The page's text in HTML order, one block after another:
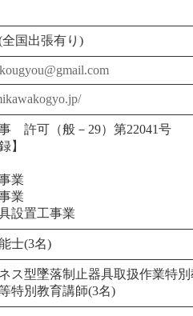
国出張有り)
許可（般－29）第22041号
】
業
業
設置工事業
士(3名)
ス型墜落制止器具取扱作業特
特別教育講師(3名)